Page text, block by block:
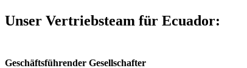
Unser Vertriebsteam für Ecuador:
Geschäftsführender Gesellschafter